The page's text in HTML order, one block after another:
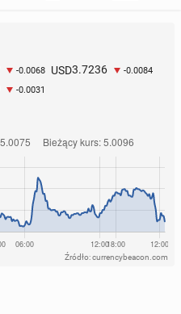
-0.0068 USD3.7236 -0.0084
-0.0031
Źródło: currencybeacon.com